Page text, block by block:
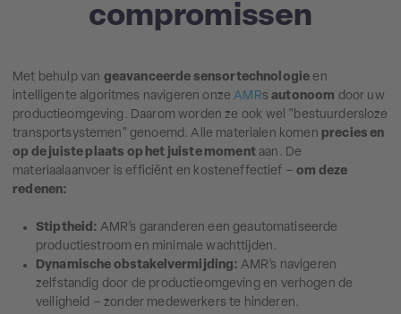
compromissen
Met behulp van geavanceerde sensortechnologie en
intelligente algoritmes navigeren onzeAMRsautonoom door uw
productieomgeving. Daarom worden ze ook wel "bestuurdersloze
transportsystemen" genoemd. Alle materialen komen precies en
op de juiste plaats op het juiste momentaan. De
materiaalaanvoer is efficiënt en kosteneffectief –om deze
redenen:
Stiptheid: AMR’s garanderen een geautomatiseerde
productiestroom en minimale wachttijden.
Dynamische obstakelvermijding: AMR’s navigeren
zelfstandig door de productieomgeving en verhogen de
veiligheid – zonder medewerkers te hinderen.